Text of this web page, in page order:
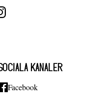
KANALER
Facebook